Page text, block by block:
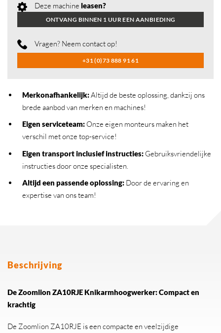
Deze machine leasen?
ONTVANG BINNEN 1 UUR EEN AANBIEDING
Vragen? Neem contact op!
+31 (0)73 888 91 61
Merkonafhankelijk:Altijd de beste oplossing, dankzij ons
brede aanbod van merken en machines!
Eigen serviceteam:Onze eigen monteurs maken het
verschil met onze top-service!
Eigen transport inclusief instructies:Gebruiksvriendelijke
instructies door onze specialisten.
Altijd een passende oplossing:Door de ervaring en
expertise van ons team!
Beschrijving
De Zoomlion ZA10RJE Knikarmhoogwerker: Compact en
krachtig
De Zoomlion ZA10RJE is een compacte en veelzijdige